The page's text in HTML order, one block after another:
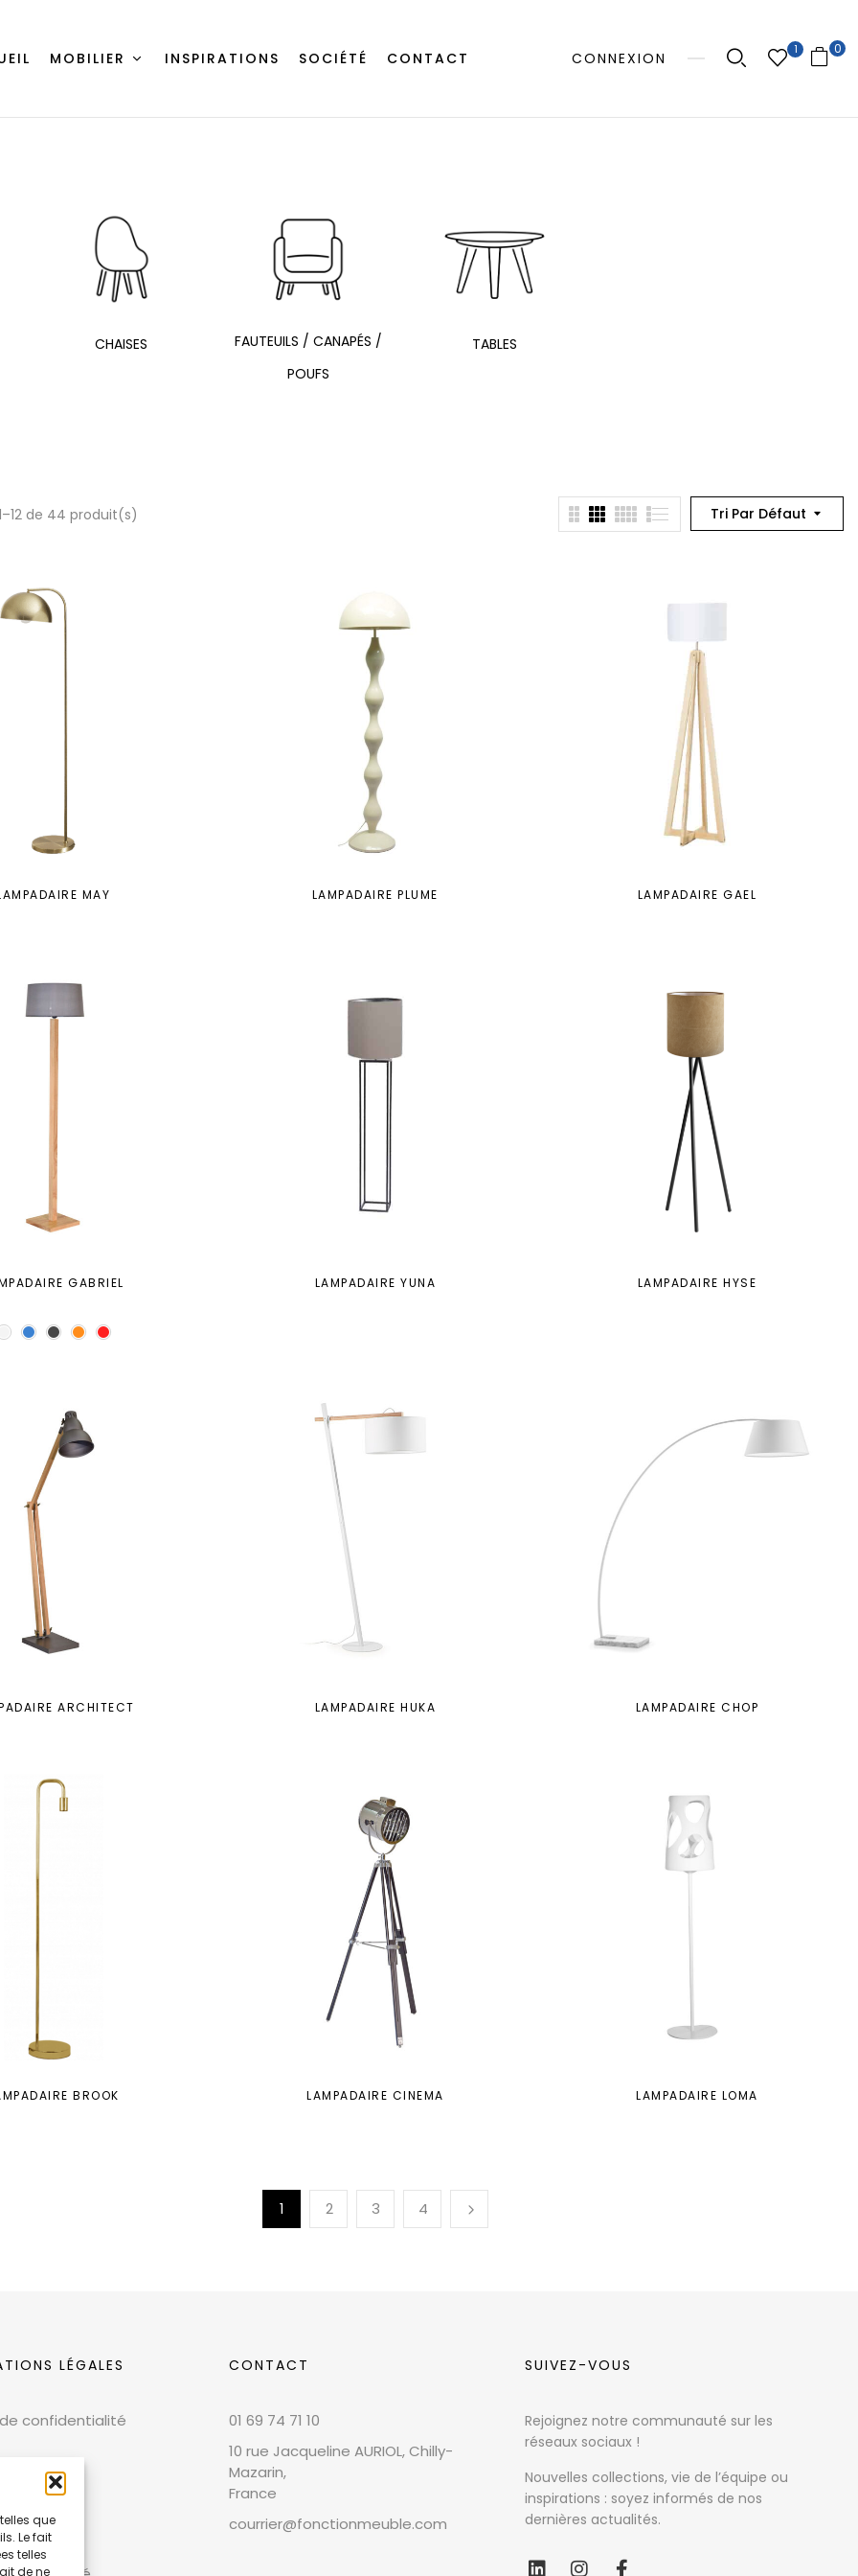
que
Le fait
telles
de ne
MOBILIER INSPIRATIONS SOCIÉTÉ CONTACT CONNEXION
1 0
CHAISES
FAUTEUILS / CANAPÉS /
POUFS
TABLES
Tri Par Défaut
de 44 produit(s)
MAY LAMPADAIRE PLUME LAMPADAIRE GAEL
GABRIEL LAMPADAIRE YUNA LAMPADAIRE HYSE
ARCHITECT LAMPADAIRE HUKA LAMPADAIRE CHOP
BROOK LAMPADAIRE CINEMA LAMPADAIRE LOMA
1 2 3 4
LÉGALES
confidentialité
CONTACT
01 69 74 71 10
10 rue Jacqueline AURIOL, Chilly-
Mazarin,
France
courrier@fonctionmeuble.com
SUIVEZ-VOUS
Rejoignez notre communauté sur les
réseaux sociaux !
Nouvelles collections, vie de l’équipe ou
inspirations : soyez informés de nos
dernières actualités.